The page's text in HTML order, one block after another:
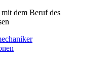
dem Beruf des